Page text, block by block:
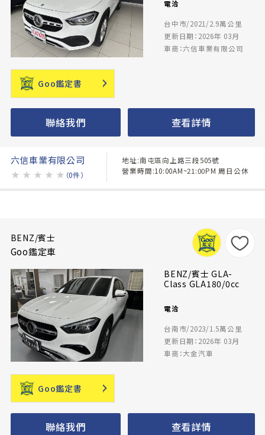
電洽
台中市/2021/2.9萬公里
更新日期：2026年 03月
車商：六信車業有限公司
Goo鑑定書
聯絡我們 查看詳情
六信車業有限公司
★ ★ ★ ★ ★ （0件）
地址:南屯區向上路三段505號
營業時間:10:00AM~21:00PM 周日公休
BENZ/賓士
Goo鑑定車
BENZ/賓士 GLA-
Class GLA180/0cc
電洽
台南市/2023/1.5萬公里
更新日期：2026年 03月
車商：大金汽車
Goo鑑定書
聯絡我們 查看詳情